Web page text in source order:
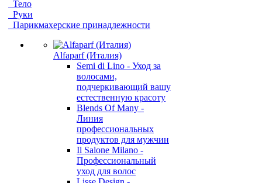
Тело
Руки
Парикмахерские принадлежности
Alfaparf (Италия)
Semi di Lino - Уход за
волосами,
подчеркивающий вашу
естественную красоту
Blends Of Many -
Линия
профессиональных
продуктов для мужчин
Il Salone Milano -
Профессиональный
уход для волос